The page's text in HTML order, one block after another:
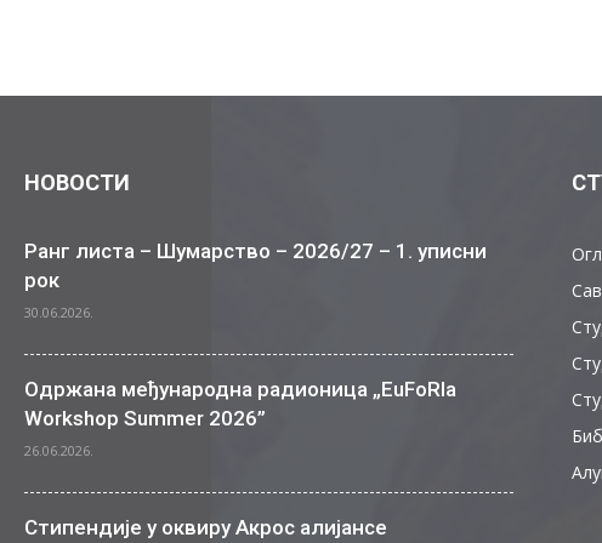
НОВОСТИ
Ранг листа – Шумарство – 2026/27 – 1. уписни
рок
30.06.2026.
Одржана међународна радионица „EuFoRIa
Workshop Summer 2026”
26.06.2026.
Стипендије у оквиру Акрос алијансе